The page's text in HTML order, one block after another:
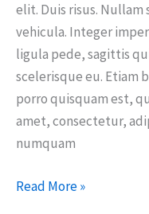
elit. Duis risus. Nullam
vehicula. Integer
ligula pede, sagittis
scelerisque eu. Etiam
porro quisquam est,
amet, consectetur,
numquam
Read More »